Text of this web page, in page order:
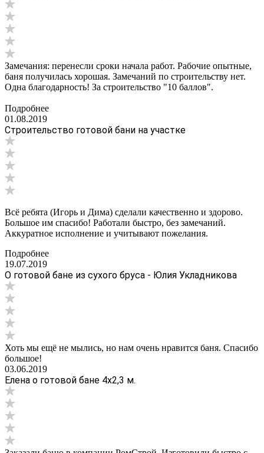
Замечания: перенесли сроки начала работ. Рабочие опытные,
баня получилась хорошая. Замечаний по строительству нет.
Одна благодарность! За строительство "10 баллов".
Подробнее
01.08.2019
Строительство готовой бани на участке
Всё ребята (Игорь и Дима) сделали качественно и здорово.
Большое им спасибо! Работали быстро, без замечаний.
Аккуратное исполнение и учитывают пожелания.
Подробнее
19.07.2019
О готовой бане из сухого бруса - Юлия Укладникова
Хоть мы ещё не мылись, но нам очень нравится баня. Спасибо
большое!
03.06.2019
Елена о готовой бане 4х2,3 м.